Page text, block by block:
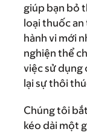
giúp bạn bỏ
loại thuốc an
hành vi mới
nghiện thể
việc sử dụng
lại sự thôi
Chúng tôi
kéo dài một